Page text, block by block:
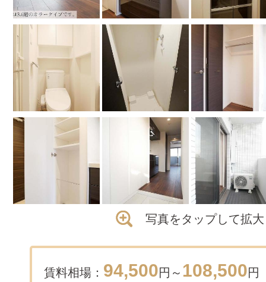
写真をタップして拡大
賃料相場： 94,500円～ 108,500円